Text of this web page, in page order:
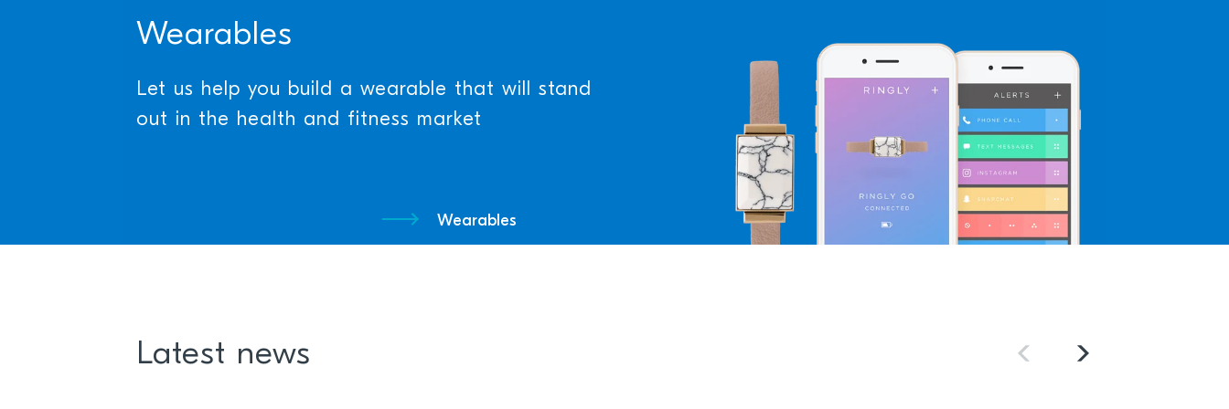
Wearables
Let us help you build a wearable that will stand
out in the health and fitness market
Wearables
Latest news